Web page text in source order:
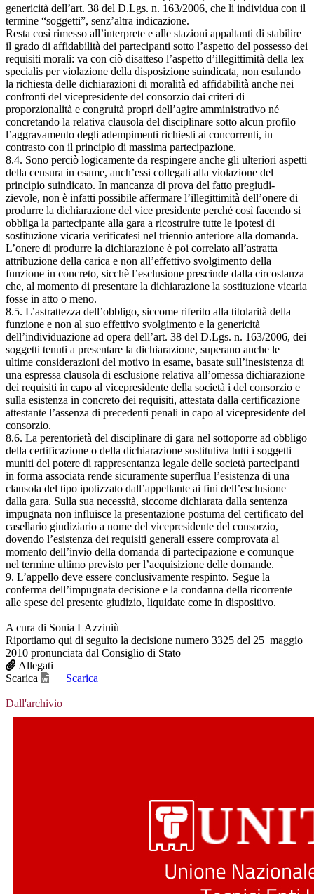
genericità dell’art. 38 del D.Lgs. n. 163/2006, che li individua con il
termine “soggetti”, senz’altra indicazione.
Resta così rimesso all’interprete e alle stazioni appaltanti di stabilire
il grado di affidabilità dei partecipanti sotto l’aspetto del possesso dei
requisiti morali: va con ciò disatteso l’aspetto d’illegittimità della lex
specialis per violazione della disposizione suindicata, non esulando
la richiesta delle dichiarazioni di moralità ed affidabilità anche nei
confronti del vicepresidente del consorzio dai criteri di
proporzionalità e congruità propri dell’agire amministrativo né
concretando la relativa clausola del disciplinare sotto alcun profilo
l’aggravamento degli adempimenti richiesti ai concorrenti, in
contrasto con il principio di massima partecipazione.
8.4. Sono perciò logicamente da respingere anche gli ulteriori aspetti
della censura in esame, anch’essi collegati alla violazione del
principio suindicato. In mancanza di prova del fatto pregiudi-
zievole, non è infatti possibile affermare l’illegittimità dell’onere di
produrre la dichiarazione del vice presidente perché così facendo si
obbliga la partecipante alla gara a ricostruire tutte le ipotesi di
sostituzione vicaria verificatesi nel triennio anteriore alla domanda.
L’onere di produrre la dichiarazione è poi correlato all’astratta
attribuzione della carica e non all’effettivo svolgimento della
funzione in concreto, sicchè l’esclusione prescinde dalla circostanza
che, al momento di presentare la dichiarazione la sostituzione vicaria
fosse in atto o meno.
8.5. L’astrattezza dell’obbligo, siccome riferito alla titolarità della
funzione e non al suo effettivo svolgimento e la genericità
dell’individuazione ad opera dell’art. 38 del D.Lgs. n. 163/2006, dei
soggetti tenuti a presentare la dichiarazione, superano anche le
ultime considerazioni del motivo in esame, basate sull’inesistenza di
una espressa clausola di esclusione relativa all’omessa dichiarazione
dei requisiti in capo al vicepresidente della società i del consorzio e
sulla esistenza in concreto dei requisiti, attestata dalla certificazione
attestante l’assenza di precedenti penali in capo al vicepresidente del
consorzio.
8.6. La perentorietà del disciplinare di gara nel sottoporre ad obbligo
della certificazione o della dichiarazione sostitutiva tutti i soggetti
muniti del potere di rappresentanza legale delle società partecipanti
in forma associata rende sicuramente superflua l’esistenza di una
clausola del tipo ipotizzato dall’appellante ai fini dell’esclusione
dalla gara. Sulla sua necessità, siccome dichiarata dalla sentenza
impugnata non influisce la presentazione postuma del certificato del
casellario giudiziario a nome del vicepresidente del consorzio,
dovendo l’esistenza dei requisiti generali essere comprovata al
momento dell’invio della domanda di partecipazione e comunque
nel termine ultimo previsto per l’acquisizione delle domande.
9. L’appello deve essere conclusivamente respinto. Segue la
conferma dell’impugnata decisione e la condanna della ricorrente
alle spese del presente giudizio, liquidate come in dispositivo.
A cura di Sonia LAzziniù
Riportiamo qui di seguito la decisione numero 3325 del 25 maggio
2010 pronunciata dal Consiglio di Stato
Allegati
Scarica
Scarica
Dall'archivio